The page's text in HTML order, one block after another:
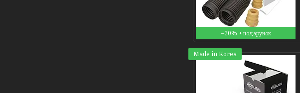
–20%
Made in Korea